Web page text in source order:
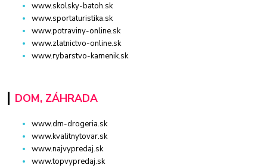
www.skolsky-batoh.sk
www.sportaturistika.sk
www.potraviny-online.sk
www.zlatnictvo-online.sk
www.rybarstvo-kamenik.sk
DOM, ZÁHRADA
www.dm-drogeria.sk
www.kvalitnytovar.sk
www.najvypredaj.sk
www.topvypredaj.sk